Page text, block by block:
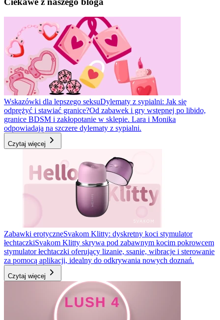
1
Wskazówki dla lepszego seksuDylematy z sypialni: Jak się
odprężyć i stawiać granice?Od zabawek i gry wstępnej po libido,
granice BDSM i zakłopotanie w sklepie. Lara i Monika
odpowiadają na szczere dylematy z sypialni.
Czytaj więcej
Zabawki erotyczneSvakom Klitty: dyskretny koci stymulator
łechtaczkiSvakom Klitty skrywa pod zabawnym kocim pokrowcem
stymulator łechtaczki oferujący lizanie, ssanie, wibracje i sterowanie
za pomocą aplikacji, idealny do odkrywania nowych doznań.
Czytaj więcej